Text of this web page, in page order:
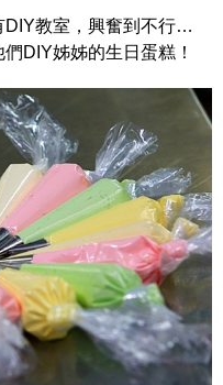
DIY教室，興奮到不行…
DIY姊姊的生日蛋糕！